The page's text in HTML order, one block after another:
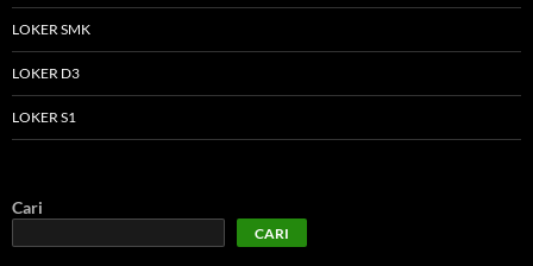
LOKER SMK
LOKER D3
LOKER S1
Cari
CARI